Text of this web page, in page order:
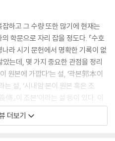
잡하고 그 수량 또한 많기에 현재는
학문으로 자리 잡을 정도다. 『수호
나라 시기 문헌에서 명확한 기록이 없
는데, 몇 가지 중요한 관점을 정리
원본에 가깝다’는 설, ‘곽본郭本이
설, ‘시내암 본이 원본 혹은 조
傳』이 조본’이라는 설 등이 있다. 이
을 내리지 못하고 논쟁을 지속하고
더보기